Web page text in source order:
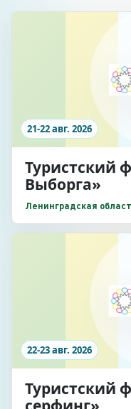
21-22 авг. 2026
Туристский
Выборга»
Ленинградская
22-23 авг. 2026
Туристский